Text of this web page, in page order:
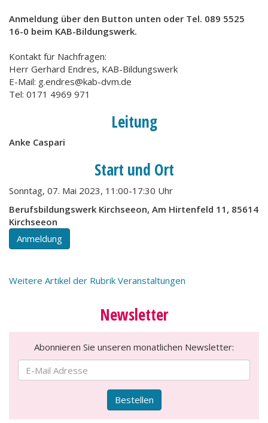
Anmeldung über den Button unten oder Tel. 089 5525
16-0 beim KAB-Bildungswerk.
Kontakt für Nachfragen:
Herr Gerhard Endres, KAB-Bildungswerk
E-Mail: g.endres@kab-dvm.de
Tel: 0171 4969 971
Leitung
Anke Caspari
Start und Ort
Sonntag, 07. Mai 2023, 11:00-17:30 Uhr
Berufsbildungswerk Kirchseeon, Am Hirtenfeld 11, 85614
Kirchseeon
Anmeldung
Weitere Artikel der Rubrik Veranstaltungen
Newsletter
Abonnieren Sie unseren monatlichen Newsletter:
Bestellen